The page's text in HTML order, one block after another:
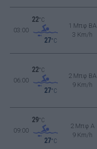
03:00
22°C
27°C
1 Μπφ BA
3 Km/h
06:00
22°C
27°C
2 Μπφ BA
9 Km/h
09:00
29°C
27°C
2 Μπφ Α
9 Km/h